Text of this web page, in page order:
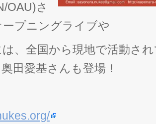
OAU)さ
プニングライブや
、全国から現地で活動さ
田愛基さんも登場！